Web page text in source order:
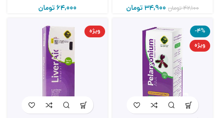
42,100تومان 34,900تومان 64,000تومان
-4%
ویژه
ویژه